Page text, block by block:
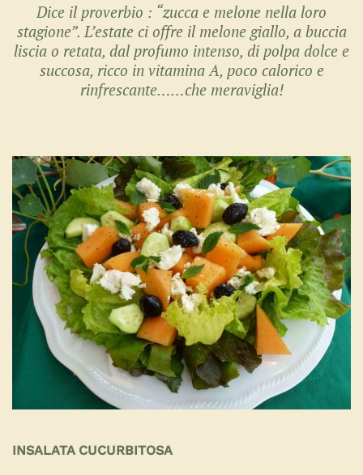
Dice il proverbio : “zucca e melone nella loro
stagione”. L’estate ci offre il melone giallo, a buccia
liscia o retata, dal profumo intenso, di polpa dolce e
succosa, ricco in vitamina A, poco calorico e
rinfrescante……che meraviglia!
INSALATA CUCURBITOSA